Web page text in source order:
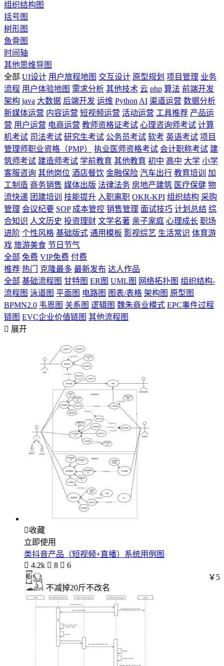
组织结构图
括号图
树形图
鱼骨图
时间轴
其他思维导图
全部 UI设计 用户旅程地图 交互设计 原型规划 项目管理 业务
流程 用户体验地图 需求分析 其他技术 云 php 算法 前端开发
架构 java 大数据 后端开发 运维 Python AI 渠道运营 数据分析
新媒体运营 内容运营 短视频运营 活动运营 工具推荐 产品运
营 用户运营 电商运营 教师资格证考试 心理咨询师考试 计算
机考试 司法考试 研究生考试 公务员考试 软考 英语考试 项目
管理师职业资格（PMP）
执业医师资格考试 会计职称考试 建
筑师考试 建造师考试 学前教育 其他教育 初中 高中 大学 小学
客服咨询 其他岗位 酒店餐饮 金融保险 汽车出行 教育培训
加
工制造 商务销售 媒体出版 法律法务 房地产建筑 医疗保健 物
流快递 团建培训 技能提升 入职离职 OKR-KPI 组织结构 采购
管理 会议纪要 SOP 成本管控 销售管理 面试技巧 计划总结 综
合知识 人文历史 投资理财 文学名著 亲子家庭 心理成长 职场
进阶 个性风格 基础版式 通用模板 影视综艺 生活常识 体育游
戏 旅游美食 节日节气
全部 免费 VIP免费 付费
推荐 热门 克隆最多 最新发布 达人作品
全部 基础流程图 甘特图 ER图 UML图 网络拓扑图 组织结构-
流程图 泳道图 平面图 电路图 图表/表格 架构图 原型图
BPMN2.0 韦恩图 关系图 逻辑图 魏朱商业模式 EPC事件过程
链图 EVC企业价值链图 其他流程图
 展开
收藏
立即使用
类抖音产品（短视频+直播）系统用例图
 4.2k  8  6
不减掉20斤不改名
￥5